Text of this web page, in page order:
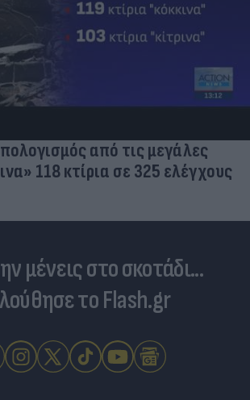
από τις μεγάλες
118 κτίρια σε 325 ελέγχους
μένεις στο σκοτάδι...
το Flash.gr